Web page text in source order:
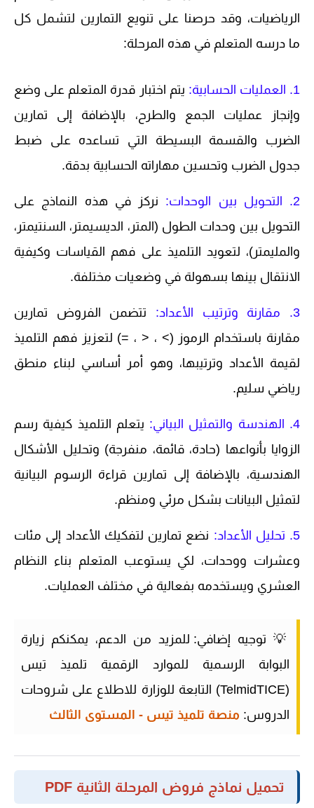
الرياضيات، وقد حرصنا على تنويع التمارين لتشمل كل
ما درسه المتعلم في هذه المرحلة:
1. العمليات الحسابية:
يتم اختبار قدرة المتعلم على وضع
وإنجاز عمليات الجمع والطرح، بالإضافة إلى تمارين
الضرب والقسمة البسيطة التي تساعده على ضبط
جدول الضرب وتحسين مهاراته الحسابية بدقة.
2. التحويل بين الوحدات:
نركز في هذه النماذج على
التحويل بين وحدات الطول (المتر، الديسيمتر، السنتيمتر،
والمليمتر)، لتعويد التلميذ على فهم القياسات وكيفية
الانتقال بينها بسهولة في وضعيات مختلفة.
3. مقارنة وترتيب الأعداد:
تتضمن الفروض تمارين
مقارنة باستخدام الرموز (> ، < ، =) لتعزيز فهم التلميذ
لقيمة الأعداد وترتيبها، وهو أمر أساسي لبناء منطق
رياضي سليم.
4. الهندسة والتمثيل البياني:
يتعلم التلميذ كيفية رسم
الزوايا بأنواعها (حادة، قائمة، منفرجة) وتحليل الأشكال
الهندسية، بالإضافة إلى تمارين قراءة الرسوم البيانية
لتمثيل البيانات بشكل مرئي ومنظم.
5. تحليل الأعداد:
نضع تمارين لتفكيك الأعداد إلى مئات
وعشرات ووحدات، لكي يستوعب المتعلم بناء النظام
العشري ويستخدمه بفعالية في مختلف العمليات.
💡 توجيه إضافي: للمزيد من الدعم، يمكنكم زيارة
البوابة الرسمية للموارد الرقمية تلميذ تيس
(TelmidTICE)
التابعة للوزارة للاطلاع على شروحات
الدروس: منصة تلميذ تيس - المستوى الثالث
تحميل نماذج فروض المرحلة الثانية PDF